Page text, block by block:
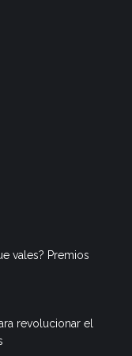
vales? Premios
revolucionar el